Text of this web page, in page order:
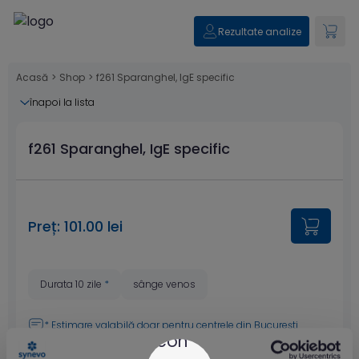
Rezultate analize
Acasă > Shop > f261 Sparanghel, IgE specific
înapoi la lista
f261 Sparanghel, IgE specific
Preț: 101.00 lei
Durata 10 zile * sânge venos
* Estimare valabilă doar pentru centrele din București